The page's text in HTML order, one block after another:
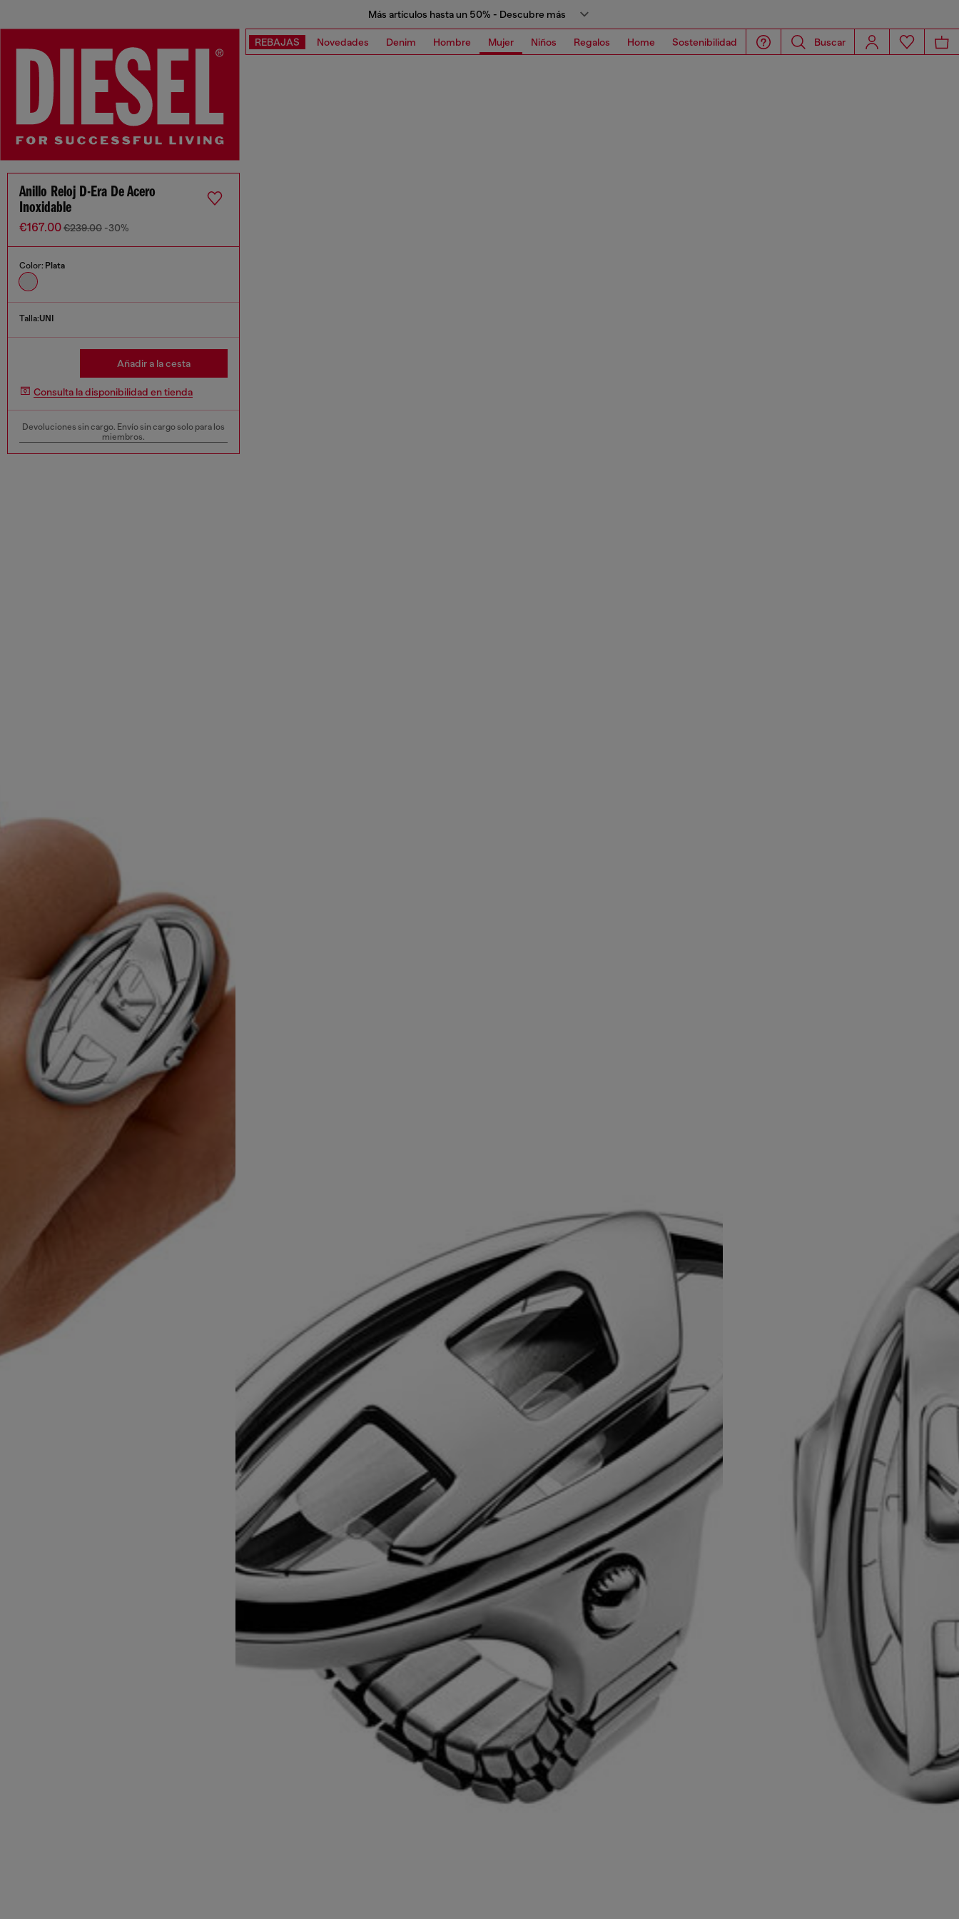
Más artículos hasta un 50% - Descubre más
REBAJAS Novedades Denim Hombre Mujer Niños Regalos Home Sostenibilidad Buscar
Anillo Reloj D-Era De Acero
Inoxidable
€167.00€239.00 -30%
Color: Plata
Talla:UNI
Añadir a la cesta
Consulta la disponibilidad en tienda
Devoluciones sin cargo. Envío sin cargo solo para los
miembros.